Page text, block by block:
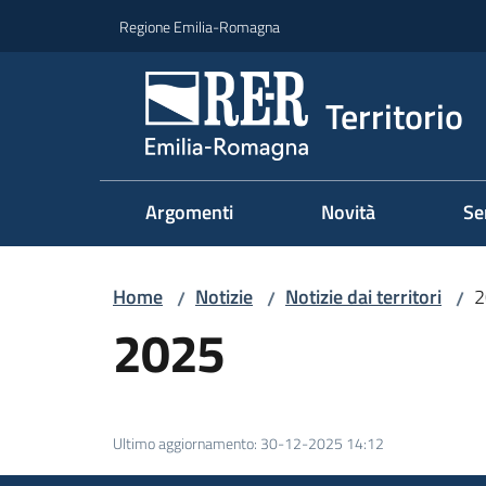
Regione Emilia-Romagna
Territorio
Argomenti Novità
Home / Notizie / Notizie dai territori /
2025
Ultimo aggiornamento: 30-12-2025 14:12